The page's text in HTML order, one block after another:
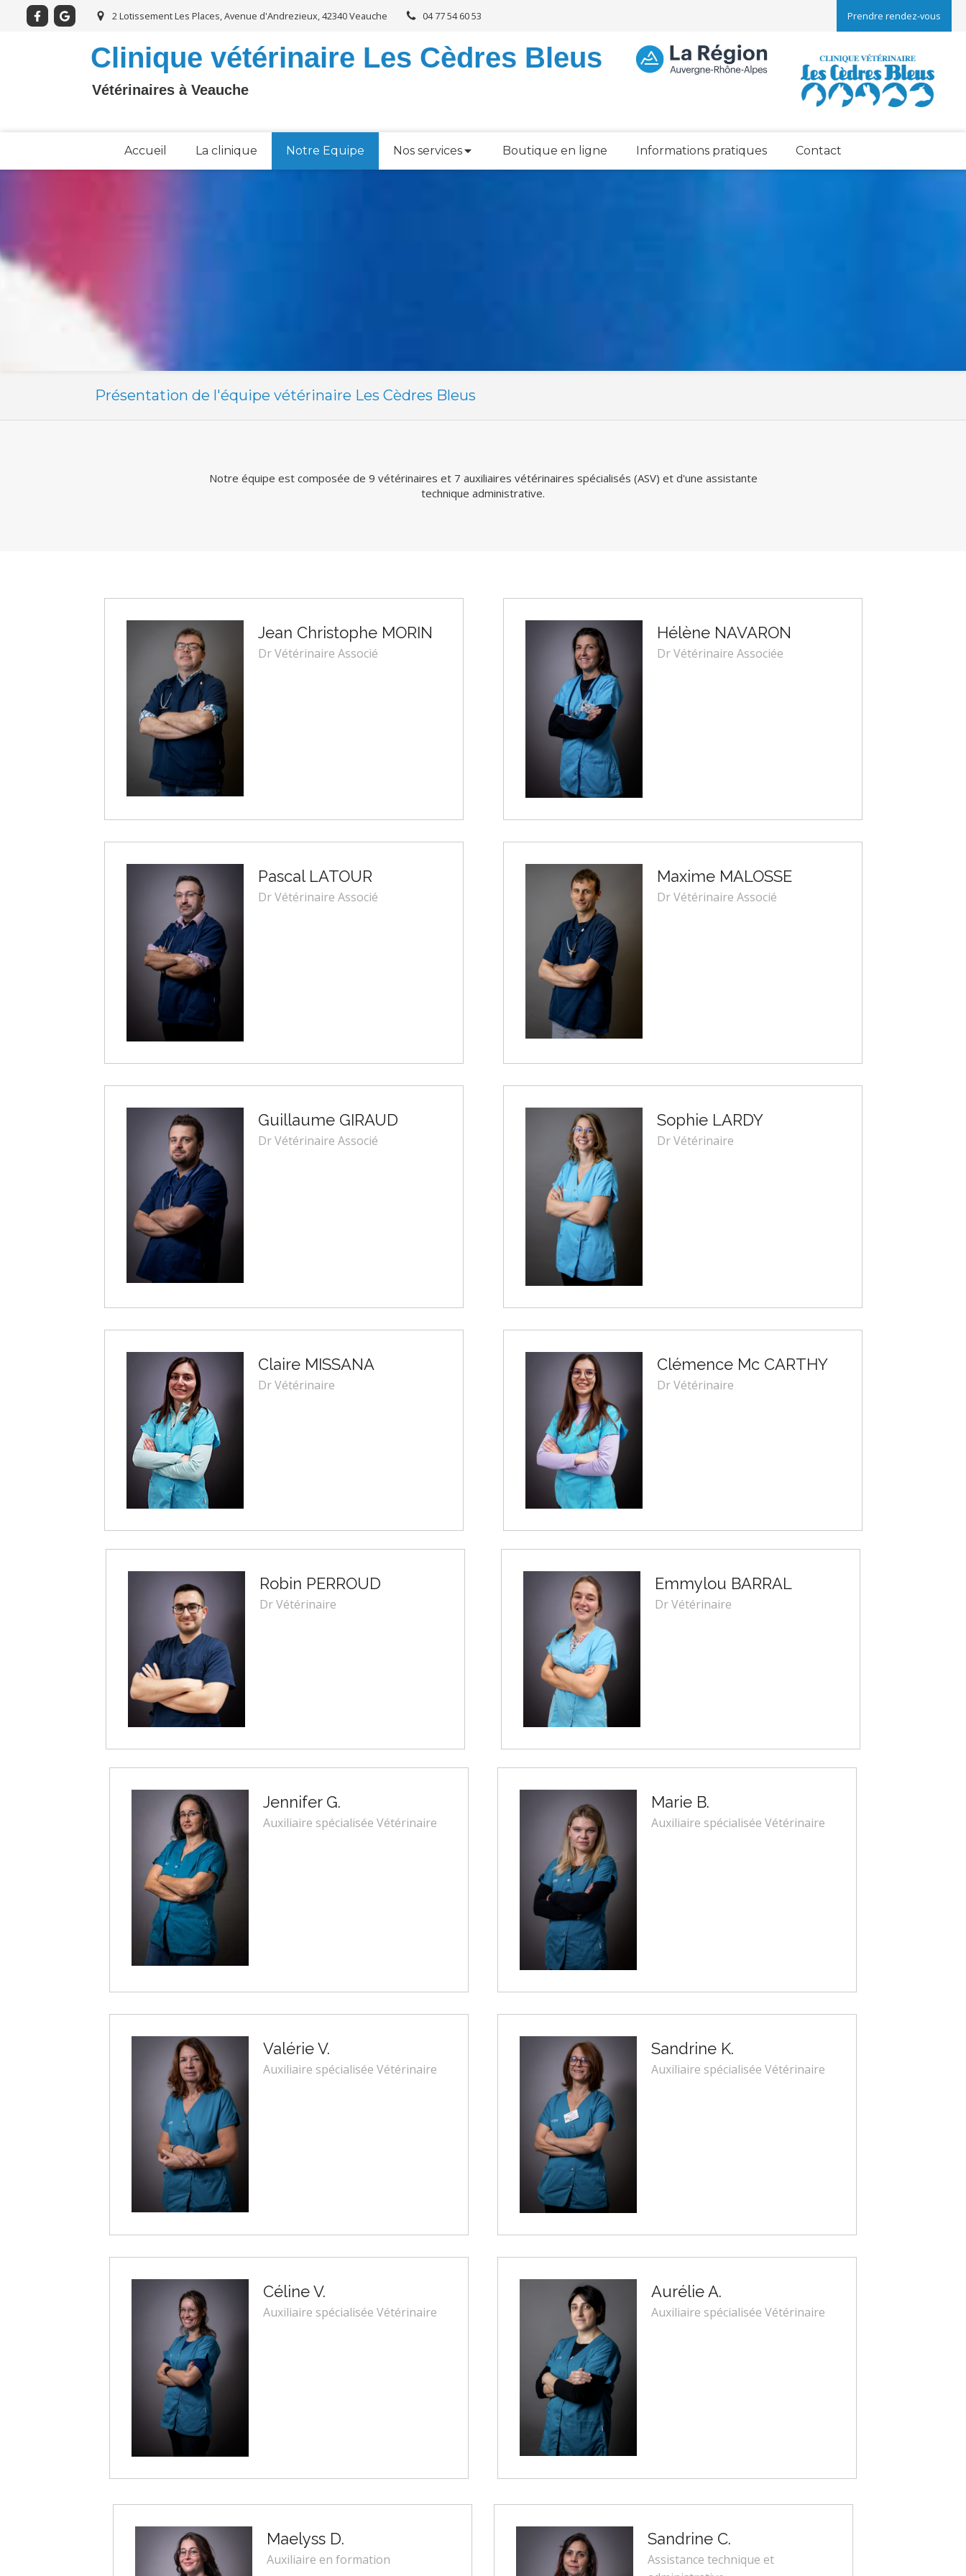
2 Lotissement Les Places, Avenue d'Andrezieux, 42340 Veauche 04 77 54 60 53 Prendre rendez-vous
Clinique vétérinaire Les Cèdres Bleus
Vétérinaires à Veauche
Accueil La clinique Notre Equipe Nos services Boutique en ligne Informations pratiques Contact
Présentation de l'équipe vétérinaire Les Cèdres Bleus
Notre équipe est composée de 9 vétérinaires et 7 auxiliaires vétérinaires spécialisés (ASV) et d'une assistante
technique administrative.
Jean Christophe MORIN
Dr Vétérinaire Associé
Hélène NAVARON
Dr Vétérinaire Associée
Pascal LATOUR
Dr Vétérinaire Associé
Maxime MALOSSE
Dr Vétérinaire Associé
Guillaume GIRAUD
Dr Vétérinaire Associé
Sophie LARDY
Dr Vétérinaire
Claire MISSANA
Dr Vétérinaire
Clémence Mc CARTHY
Dr Vétérinaire
Robin PERROUD
Dr Vétérinaire
Emmylou BARRAL
Dr Vétérinaire
Jennifer G.
Auxiliaire spécialisée Vétérinaire
Marie B.
Auxiliaire spécialisée Vétérinaire
Valérie V.
Auxiliaire spécialisée Vétérinaire
Sandrine K.
Auxiliaire spécialisée Vétérinaire
Céline V.
Auxiliaire spécialisée Vétérinaire
Aurélie A.
Auxiliaire spécialisée Vétérinaire
Maelyss D.
Auxiliaire en formation
Sandrine C.
Assistance technique et